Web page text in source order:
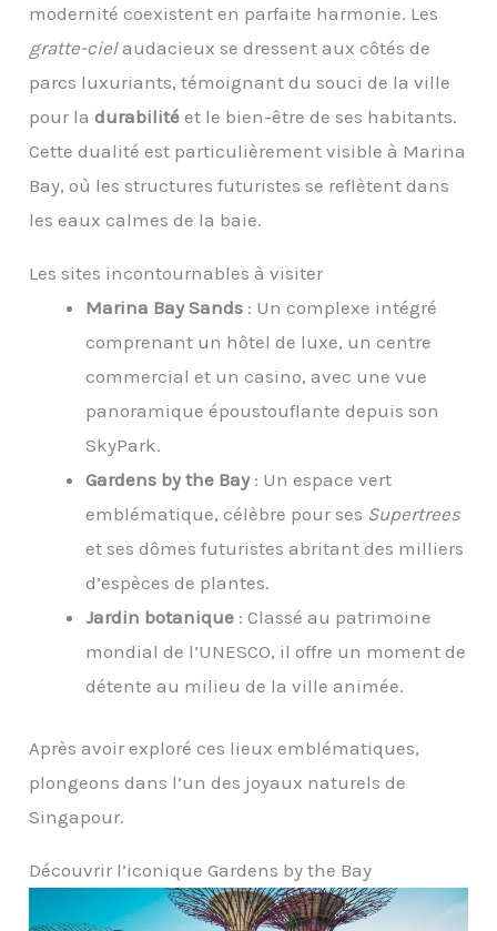
modernité coexistent en parfaite harmonie. Les
gratte-cielaudacieux se dressent aux côtés de
parcs luxuriants, témoignant du souci de la ville
pour ladurabilité et le bien-être de ses habitants.
Cette dualité est particulièrement visible à Marina
Bay, où les structures futuristes se reflètent dans
les eaux calmes de la baie.
Les sites incontournables à visiter
Marina Bay Sands : Un complexe intégré
comprenant un hôtel de luxe, un centre
commercial et un casino, avec une vue
panoramique époustouflante depuis son
SkyPark.
Gardens by the Bay: Un espace vert
emblématique, célèbre pour ses Supertrees
et ses dômes futuristes abritant des milliers
d’espèces de plantes.
Jardin botanique : Classé au patrimoine
mondial de l’UNESCO, il offre un moment de
détente au milieu de la ville animée.
Après avoir exploré ces lieux emblématiques,
plongeons dans l’un des joyaux naturels de
Singapour.
Découvrir l’iconique Gardens by the Bay